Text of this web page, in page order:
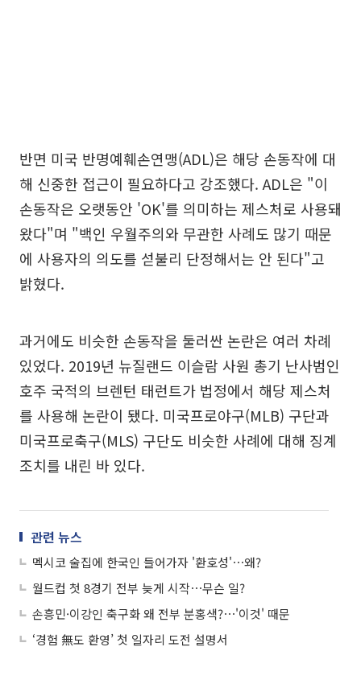
반면 미국 반명예훼손연맹(ADL)은 해당 손동작에 대
해 신중한 접근이 필요하다고 강조했다. ADL은 "이
손동작은 오랫동안 'OK'를 의미하는 제스처로 사용돼
왔다"며 "백인 우월주의와 무관한 사례도 많기 때문
에 사용자의 의도를 섣불리 단정해서는 안 된다"고
밝혔다.
과거에도 비슷한 손동작을 둘러싼 논란은 여러 차례
있었다. 2019년 뉴질랜드 이슬람 사원 총기 난사범인
호주 국적의 브렌턴 태런트가 법정에서 해당 제스처
를 사용해 논란이 됐다. 미국프로야구(MLB) 구단과
미국프로축구(MLS) 구단도 비슷한 사례에 대해 징계
조치를 내린 바 있다.
관련 뉴스
멕시코 술집에 한국인 들어가자 '환호성'⋯왜?
월드컵 첫 8경기 전부 늦게 시작⋯무슨 일?
손흥민·이강인 축구화 왜 전부 분홍색?⋯'이것' 때문
‘경험 無도 환영’ 첫 일자리 도전 설명서